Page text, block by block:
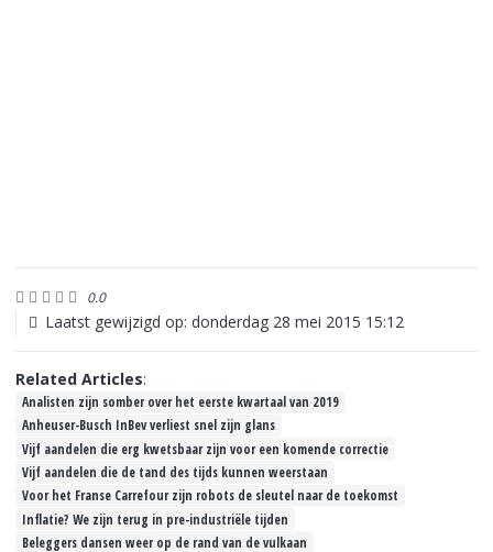
0.0
Laatst gewijzigd op: donderdag 28 mei 2015 15:12
Related Articles:
Analisten zijn somber over het eerste kwartaal van 2019
Anheuser-Busch InBev verliest snel zijn glans
Vijf aandelen die erg kwetsbaar zijn voor een komende correctie
Vijf aandelen die de tand des tijds kunnen weerstaan
Voor het Franse Carrefour zijn robots de sleutel naar de toekomst
Inflatie? We zijn terug in pre-industriële tijden
Beleggers dansen weer op de rand van de vulkaan